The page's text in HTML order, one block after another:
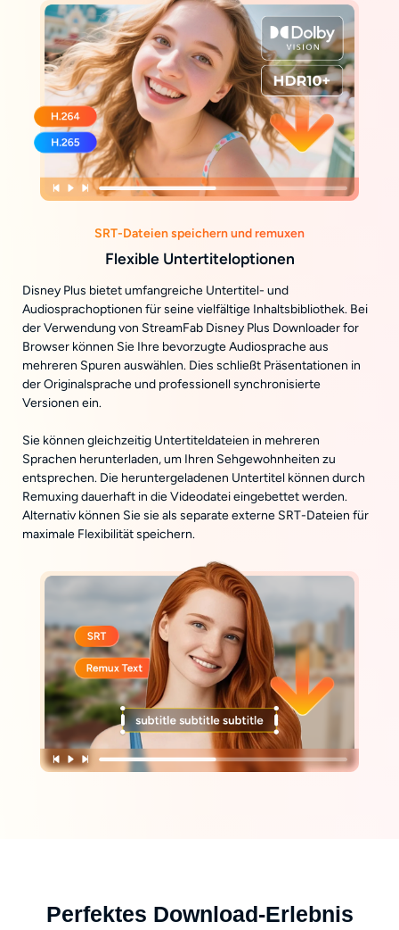
SRT-Dateien speichern und remuxen
Flexible Untertiteloptionen
Disney Plus bietet umfangreiche Untertitel- und
Audiosprachoptionen für seine vielfältige Inhaltsbibliothek. Bei
der Verwendung von StreamFab Disney Plus Downloader for
Browser können Sie Ihre bevorzugte Audiosprache aus
mehreren Spuren auswählen. Dies schließt Präsentationen in
der Originalsprache und professionell synchronisierte
Versionen ein.
Sie können gleichzeitig Untertiteldateien in mehreren
Sprachen herunterladen, um Ihren Sehgewohnheiten zu
entsprechen. Die heruntergeladenen Untertitel können durch
Remuxing dauerhaft in die Videodatei eingebettet werden.
Alternativ können Sie sie als separate externe SRT-Dateien für
maximale Flexibilität speichern.
Perfektes Download-Erlebnis